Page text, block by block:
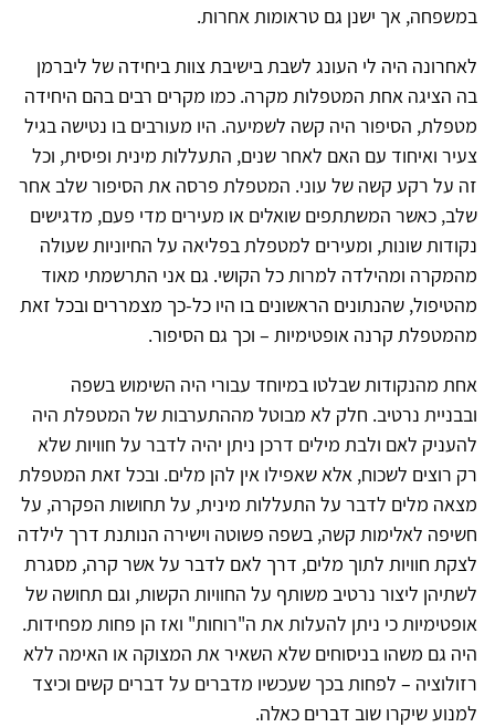
במשפחה, אך ישנן גם טראומות אחרות.
לאחרונה היה לי העונג לשבת בישיבת צוות ביחידה של ליברמן
בה הציגה אחת המטפלות מקרה. כמו מקרים רבים בהם היחידה
מטפלת, הסיפור היה קשה לשמיעה. היו מעורבים בו נטישה בגיל
צעיר ואיחוד עם האם לאחר שנים, התעללות מינית ופיסית, וכל
זה על רקע קשה של עוני. המטפלת פרסה את הסיפור שלב אחר
שלב, כאשר המשתתפים שואלים או מעירים מדי פעם, מדגישים
נקודות שונות, ומעירים למטפלת בפליאה על החיוניות שעולה
מהמקרה ומהילדה למרות כל הקושי. גם אני התרשמתי מאוד
מהטיפול, שהנתונים הראשונים בו היו כל-כך מצמררים ובכל זאת
מהמטפלת קרנה אופטימיות – וכך גם הסיפור.
אחת מהנקודות שבלטו במיוחד עבורי היה השימוש בשפה
ובבניית נרטיב. חלק לא מבוטל מההתערבות של המטפלת היה
להעניק לאם ולבת מילים דרכן ניתן יהיה לדבר על חוויות שלא
רק רוצים לשכוח, אלא שאפילו אין להן מלים. ובכל זאת המטפלת
מצאה מלים לדבר על התעללות מינית, על תחושות הפקרה, על
חשיפה לאלימות קשה, בשפה פשוטה וישירה הנותנת דרך לילדה
לצקת חוויות לתוך מלים, דרך לאם לדבר על אשר קרה, מסגרת
לשתיהן ליצור נרטיב משותף על החוויות הקשות, וגם תחושה של
אופטימיות כי ניתן להעלות את ה"רוחות" ואז הן פחות מפחידות.
היה גם משהו בניסוחים שלא השאיר את המצוקה או האימה ללא
רזולוציה – לפחות בכך שעכשיו מדברים על דברים קשים וכיצד
למנוע שיקרו שוב דברים כאלה.